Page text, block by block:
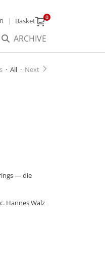
Basket 0
ARCHIVE
· All · Next
— die
Hannes Walz